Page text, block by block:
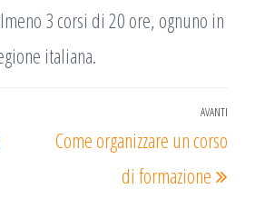
3 corsi di 20 ore, ognuno in
italiana.
AVANTI
Come organizzare un corso
di formazione